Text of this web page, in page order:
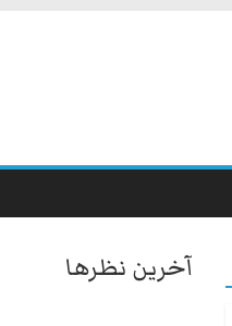
آخرین نظرها